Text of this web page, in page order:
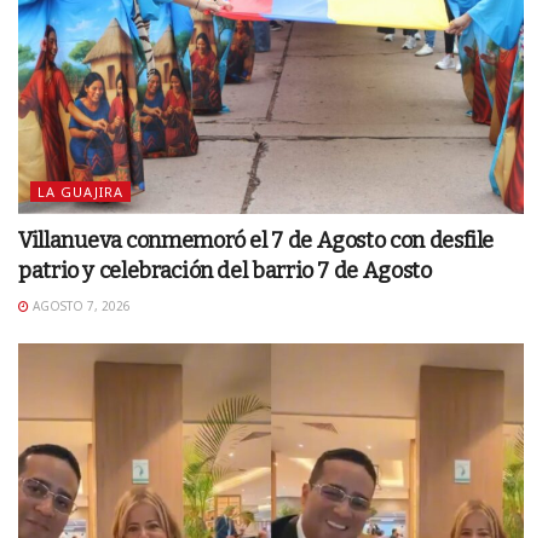
LA GUAJIRA
Villanueva conmemoró el 7 de Agosto con desfile
patrio y celebración del barrio 7 de Agosto
AGOSTO 7, 2026